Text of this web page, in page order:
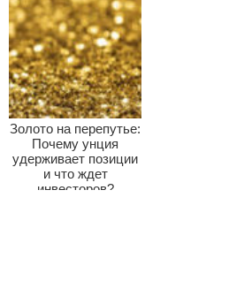
Золото на перепутье:
Почему унция
удерживает позиции
и что ждет
инвесторов?